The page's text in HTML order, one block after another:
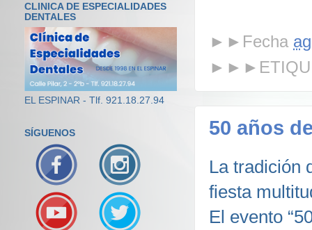
►►Fecha
50 años
La tradición
fiesta
El evento
CLINICA DE ESPECIALIDADES
DENTALES
EL ESPINAR - Tlf. 921.18.27.94
SÍGUENOS